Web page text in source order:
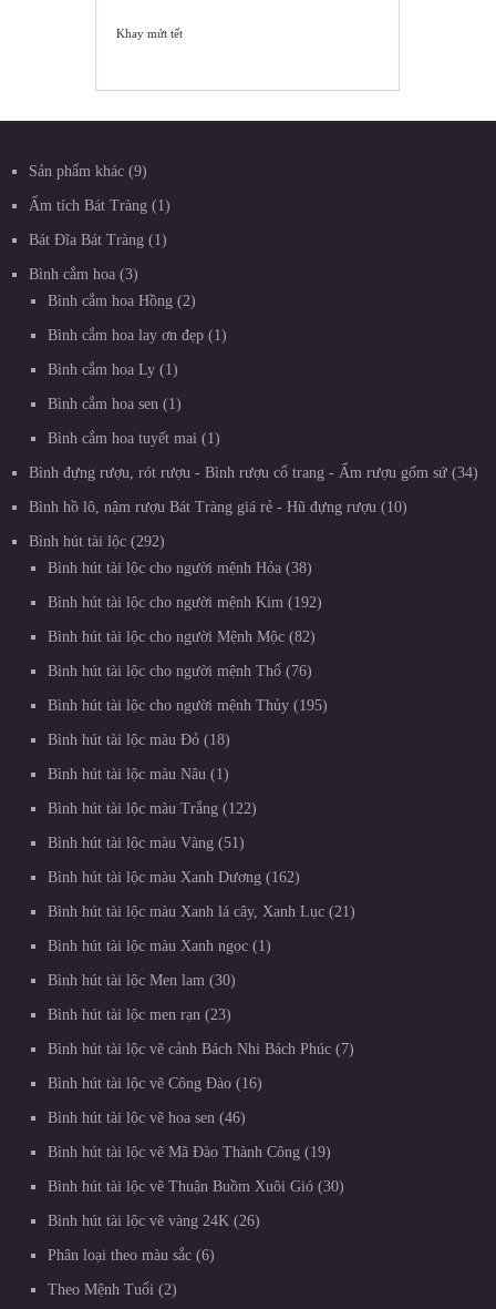
Khay mứt tết
Sản phẩm khác 9
Ấm tích Bát Tràng 1
Bát Đĩa Bát Tràng 1
Bình cắm hoa
3
Bình cắm hoa Hồng
2
Bình cắm hoa lay ơn đẹp 1
Bình cắm hoa Ly 1
Bình cắm hoa sen 1
Bình cắm hoa tuyết mai 1
Bình đựng rượu, rót rượu - Bình rượu cổ trang - Ấm rượu gốm sứ 34
Bình hồ lô, nậm rượu Bát Tràng giá rẻ - Hũ đựng rượu 10
Bình hút tài lộc
292
Bình hút tài lộc cho người mệnh Hỏa
38
Bình hút tài lộc cho người mệnh Kim 192
Bình hút tài lộc cho người Mệnh Mộc 82
Bình hút tài lộc cho người mệnh Thổ 76
Bình hút tài lộc cho người mệnh Thủy 195
Bình hút tài lộc màu Đỏ 18
Bình hút tài lộc màu Nâu 1
Bình hút tài lộc màu Trắng 122
Bình hút tài lộc màu Vàng 51
Bình hút tài lộc màu Xanh Dương 162
Bình hút tài lộc màu Xanh lá cây, Xanh Lục 21
Bình hút tài lộc màu Xanh ngọc 1
Bình hút tài lộc Men lam 30
Bình hút tài lộc men rạn 23
Bình hút tài lộc vẽ cảnh Bách Nhi Bách Phúc 7
Bình hút tài lộc vẽ Công Đào 16
Bình hút tài lộc vẽ hoa sen 46
Bình hút tài lộc vẽ Mã Đào Thành Công 19
Bình hút tài lộc vẽ Thuận Buồm Xuôi Gió 30
Bình hút tài lộc vẽ vàng 24K 26
Phân loại theo màu sắc 6
Theo Mệnh Tuổi 2